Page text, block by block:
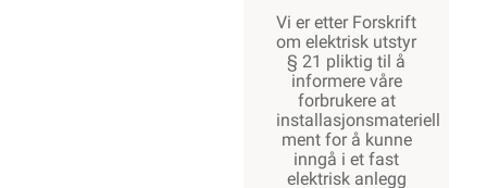
Vi er etter Forskrift
om elektrisk utstyr
§ 21 pliktig til å
informere våre
forbrukere at
installasjonsmateriell
ment for å kunne
inngå i et fast
elektrisk anlegg